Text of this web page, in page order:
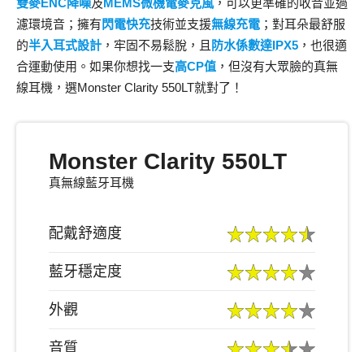
雙麥ENC降噪及MEMS微機電麥克風 ，可以更準確的收音並過
濾環境音；擁有 閃電快充技術並支援無線充電 ；對耳朵最舒服
的半入耳式設計 ，牢固不易鬆脫，且 防水係數達IPX5 ，也很適
合運動使用。如果你想找一支高CP值 ，但沒有大眾臉的真無
線耳機，選Monster Clarity 550LT就對了！
Monster Clarity 550LT
真無線藍牙耳機
配戴舒適度
藍牙穩定度
外觀
音質